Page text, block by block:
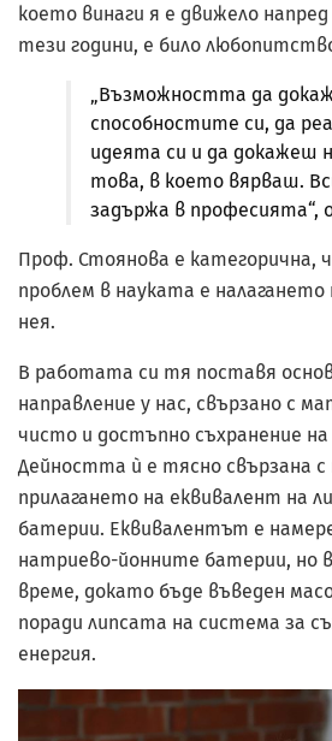
което винаги я е движело
тези години, е било
„Възможността да
способностите си, да
идеята си и да докажеш
това, в което вярваш.
задържа в професията“,
Проф. Стоянова е категорична,
проблем в науката е
нея.
В работата си тя поставя
направление у нас, свързано с
чисто и достъпно съхранение на
Дейността ѝ е тясно свързана
прилагането на еквивалент на
батерии. Еквивалентът е
натриево-йонните батерии, но
време, докато бъде въведен
поради липсата на система за
енергия.